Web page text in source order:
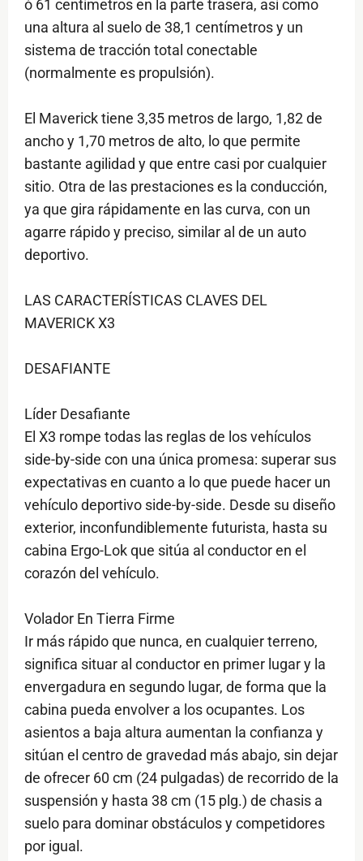
ó 61 centímetros en la parte trasera, así como
una altura al suelo de 38,1 centímetros y un
sistema de tracción total conectable
(normalmente es propulsión).
El Maverick tiene 3,35 metros de largo, 1,82 de
ancho y 1,70 metros de alto, lo que permite
bastante agilidad y que entre casi por cualquier
sitio. Otra de las prestaciones es la conducción,
ya que gira rápidamente en las curva, con un
agarre rápido y preciso, similar al de un auto
deportivo.
LAS CARACTERÍSTICAS CLAVES DEL
MAVERICK X3
DESAFIANTE
Líder Desafiante
El X3 rompe todas las reglas de los vehículos
side-by-side con una única promesa: superar sus
expectativas en cuanto a lo que puede hacer un
vehículo deportivo side-by-side. Desde su diseño
exterior, inconfundiblemente futurista, hasta su
cabina Ergo-Lok que sitúa al conductor en el
corazón del vehículo.
Volador En Tierra Firme
Ir más rápido que nunca, en cualquier terreno,
significa situar al conductor en primer lugar y la
envergadura en segundo lugar, de forma que la
cabina pueda envolver a los ocupantes. Los
asientos a baja altura aumentan la confianza y
sitúan el centro de gravedad más abajo, sin dejar
de ofrecer 60 cm (24 pulgadas) de recorrido de la
suspensión y hasta 38 cm (15 plg.) de chasis a
suelo para dominar obstáculos y competidores
por igual.